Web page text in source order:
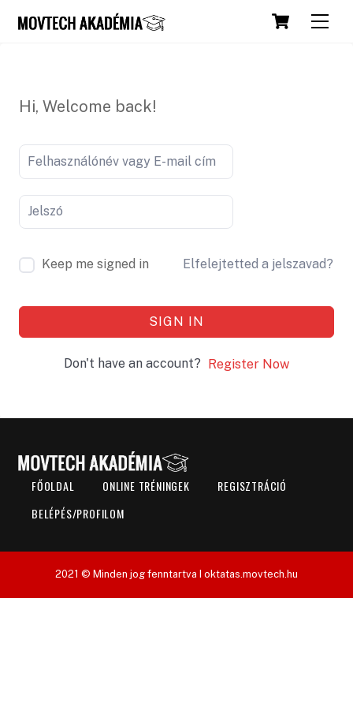
Cart
Hi, Welcome back!
Keep me signed in Elfelejtetted a jelszavad?
SIGN IN
Don't have an account? Register Now
FŐOLDAL ONLINE TRÉNINGEK
REGISZTRÁCIÓ
BELÉPÉS/PROFILOM
2021 © Minden jog fenntartva I oktatas.movtech.hu